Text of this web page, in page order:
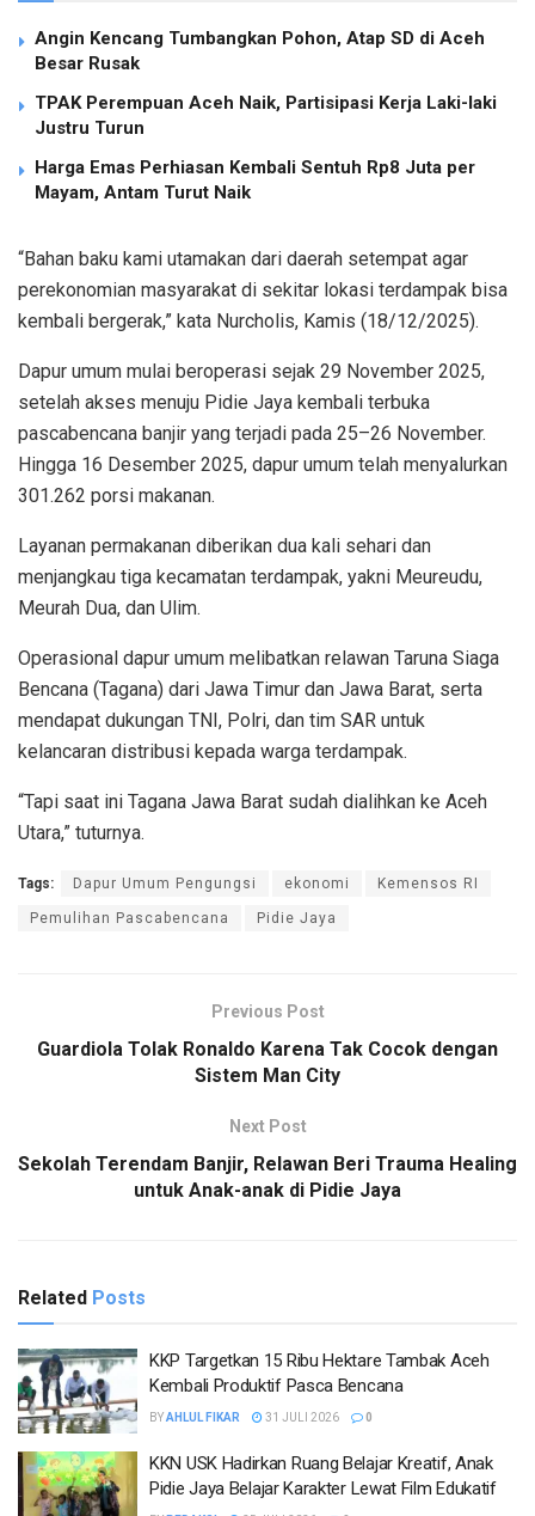
Angin Kencang Tumbangkan Pohon, Atap SD di Aceh
Besar Rusak
TPAK Perempuan Aceh Naik, Partisipasi Kerja Laki-laki
Justru Turun
Harga Emas Perhiasan Kembali Sentuh Rp8 Juta per
Mayam, Antam Turut Naik
“Bahan baku kami utamakan dari daerah setempat agar
perekonomian masyarakat di sekitar lokasi terdampak bisa
kembali bergerak,” kata Nurcholis, Kamis (18/12/2025).
Dapur umum mulai beroperasi sejak 29 November 2025,
setelah akses menuju Pidie Jaya kembali terbuka
pascabencana banjir yang terjadi pada 25–26 November.
Hingga 16 Desember 2025, dapur umum telah menyalurkan
301.262 porsi makanan.
Layanan permakanan diberikan dua kali sehari dan
menjangkau tiga kecamatan terdampak, yakni Meureudu,
Meurah Dua, dan Ulim.
Operasional dapur umum melibatkan relawan Taruna Siaga
Bencana (Tagana) dari Jawa Timur dan Jawa Barat, serta
mendapat dukungan TNI, Polri, dan tim SAR untuk
kelancaran distribusi kepada warga terdampak.
“Tapi saat ini Tagana Jawa Barat sudah dialihkan ke Aceh
Utara,” tuturnya.
Tags: Dapur Umum Pengungsi ekonomi Kemensos RI
Pemulihan Pascabencana Pidie Jaya
Previous Post
Guardiola Tolak Ronaldo Karena Tak Cocok dengan
Sistem Man City
Next Post
Sekolah Terendam Banjir, Relawan Beri Trauma Healing
untuk Anak-anak di Pidie Jaya
Related Posts
KKP Targetkan 15 Ribu Hektare Tambak Aceh
Kembali Produktif Pasca Bencana
BYAHLUL FIKAR 31 JULI 2026 0
KKN USK Hadirkan Ruang Belajar Kreatif, Anak
Pidie Jaya Belajar Karakter Lewat Film Edukatif